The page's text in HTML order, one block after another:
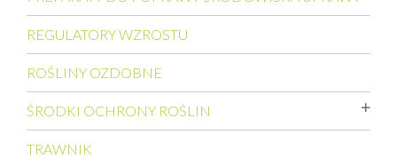
REGULATORY WZROSTU
ROŚLINY OZDOBNE
ŚRODKI OCHRONY ROŚLIN
TRAWNIK